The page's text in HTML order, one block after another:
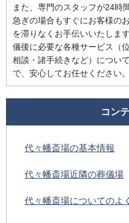
また、専門のスタッフが24時
急ぎの場合もすぐにお客様の
を滞りなくお手伝いいたしま
儀後に必要な各種サービス（
相談・諸手続きなど）につい
で、安心してお任せください。
コン
代々幡斎場の基本情報
代々幡斎場近隣の葬儀場
代々幡斎場についてのよ